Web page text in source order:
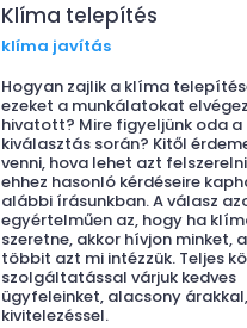
Klíma telepítés
klíma javítás
Hogyan zajlik a klíma
ezeket a munkálatokat
hivatott? Mire figyeljünk oda
kiválasztás során? Kitől
venni, hova lehet azt
ehhez hasonló kérdéseire
alábbi írásunkban. A válasz
egyértelműen az, hogy ha
szeretne, akkor hívjon minket,
többit azt mi intézzük. Teljes
szolgáltatással várjuk kedves
ügyfeleinket, alacsony
kivitelezéssel.